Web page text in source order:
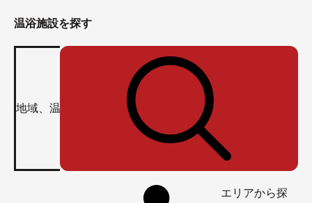
温浴施設を探す
エリアから探